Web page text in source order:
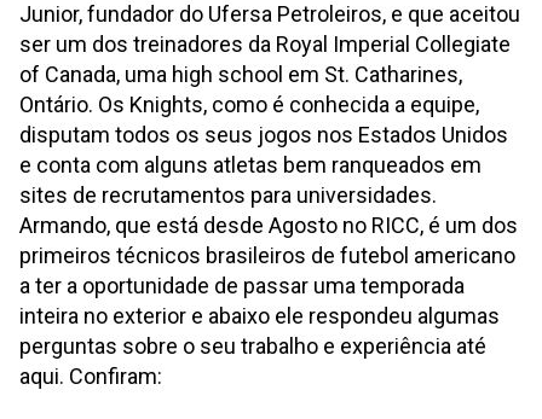
Junior, fundador do Ufersa Petroleiros, e que aceitou
ser um dos treinadores da Royal Imperial Collegiate
of Canada, uma high school em St. Catharines,
Ontário. Os Knights, como é conhecida a equipe,
disputam todos os seus jogos nos Estados Unidos
e conta com alguns atletas bem ranqueados em
sites de recrutamentos para universidades.
Armando, que está desde Agosto no RICC, é um dos
primeiros técnicos brasileiros de futebol americano
a ter a oportunidade de passar uma temporada
inteira no exterior e abaixo ele respondeu algumas
perguntas sobre o seu trabalho e experiência até
aqui. Confiram: